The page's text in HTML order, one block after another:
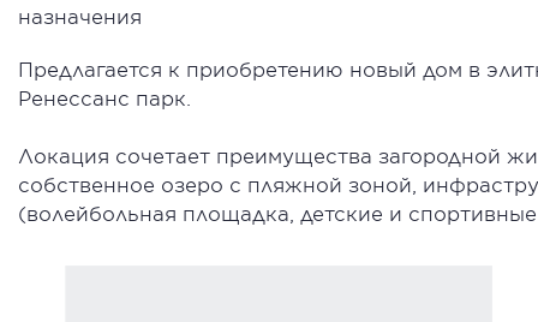
назначения
Предлагается к приобретению новый дом в
Ренессанс парк.
Локация сочетает преимущества загородной
собственное озеро с пляжной зоной,
(волейбольная площадка, детские и